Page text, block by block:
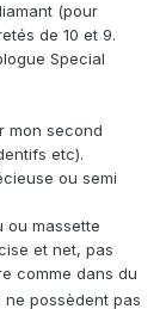
(pour
de 10 et 9.
Special
mon second
etc).
ou semi
ou massette
et net, pas
comme dans du
possèdent pas